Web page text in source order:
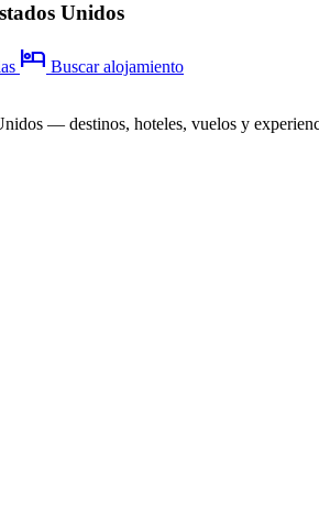
Unidos
hotel Buscar alojamiento
— destinos, hoteles, vuelos y